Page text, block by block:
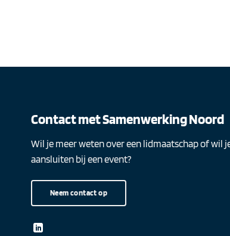
Contact met Samenwerking Noord
Wil je meer weten over een lidmaatschap of wil
aansluiten bij een event?
Neem contact op